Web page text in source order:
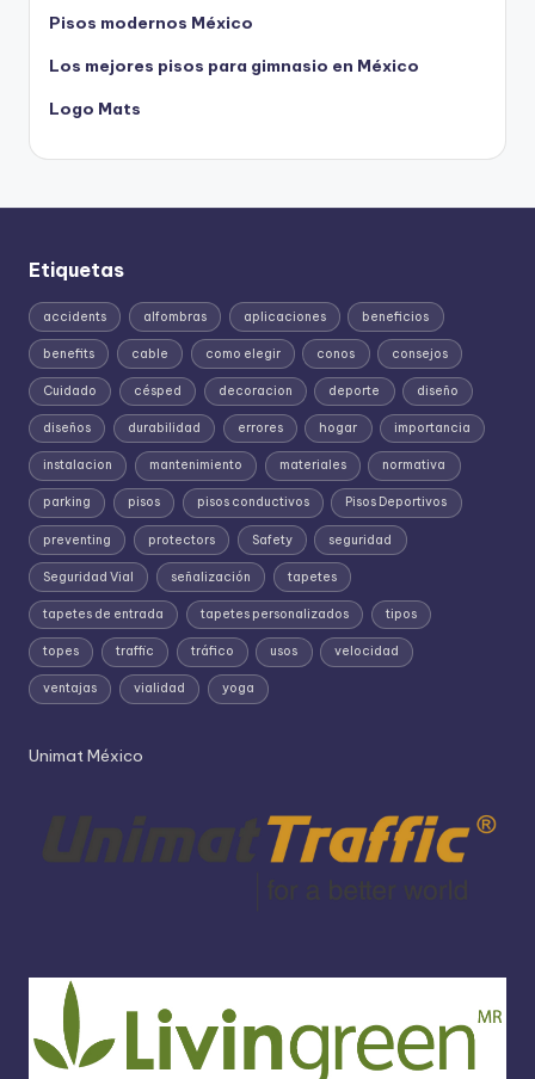
Pisos modernos México
Los mejores pisos para gimnasio en México
Logo Mats
Etiquetas
accidents alfombras aplicaciones beneficios
benefits cable como elegir conos consejos
Cuidado césped decoracion deporte diseño
diseños durabilidad errores hogar importancia
instalacion mantenimiento materiales normativa
parking pisos pisos conductivos Pisos Deportivos
preventing protectors Safety seguridad
Seguridad Vial señalización tapetes
tapetes de entrada tapetes personalizados tipos
topes traffic tráfico usos velocidad
ventajas vialidad yoga
Unimat México